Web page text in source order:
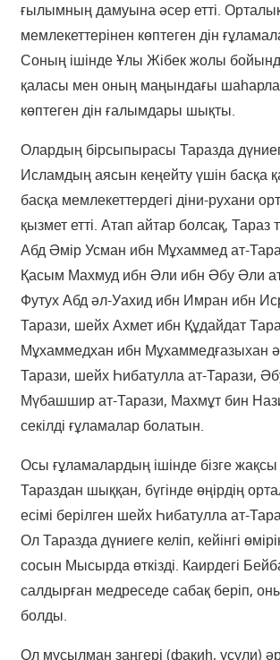
ғылымның дамуына әсер етті.
мемлекеттерінен көптеген дін
Соның ішінде Ұлы Жібек жолы
қаласы мен оның маңындағы
көптеген дін ғалымдары шықты.
Олардың бірсыпырасы Таразда
Исламдың аясын кеңейту үшін басқа
басқа мемлекеттердегі діни-рухани
қызмет етті. Атап айтар болсақ,
Абд Әмір Усман ибн Мұхаммед ат-
Қасым Махмуд ибн Әли ибн Әбу Әли
Футух Абд әл-Уахид ибн Имран ибн
Тарази, шейх Ахмет ибн Құдайдат
Мұхаммедхан ибн Мұхаммедғазыхан
Тарази, шейх Һибатулла ат-Тарази,
Мүбашшир ат-Тарази, Махмұт бин
секілді ғұламалар болатын.
Осы ғұламалардың ішінде бізге жақсы
Тараздан шыққан, бүгінде өңірдің
есімі берілген шейх Һибатулла ат-
Ол Таразда дүниеге келіп, кейінгі
сосын Мысырда өткізді. Каирдегі
салдырған медреседе сабақ беріп,
болды.
Ол мұсылман заңгері (фақиһ, усули)